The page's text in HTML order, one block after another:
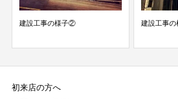
建設工事の様子② 建設工事
初来店の方へ